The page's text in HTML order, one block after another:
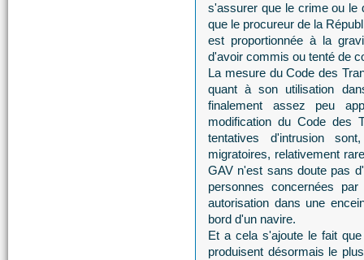
s'assurer que le crime ou le
que le procureur de la
est proportionnée à la
d'avoir commis ou tenté de
La mesure du Code des
quant à son utilisation
finalement assez peu
modification du Code des
tentatives d'intrusion
migratoires, relativement
GAV n'est sans doute pas
personnes concernées
autorisation dans une
bord d'un navire.
Et a cela s'ajoute le fait
produisent désormais le